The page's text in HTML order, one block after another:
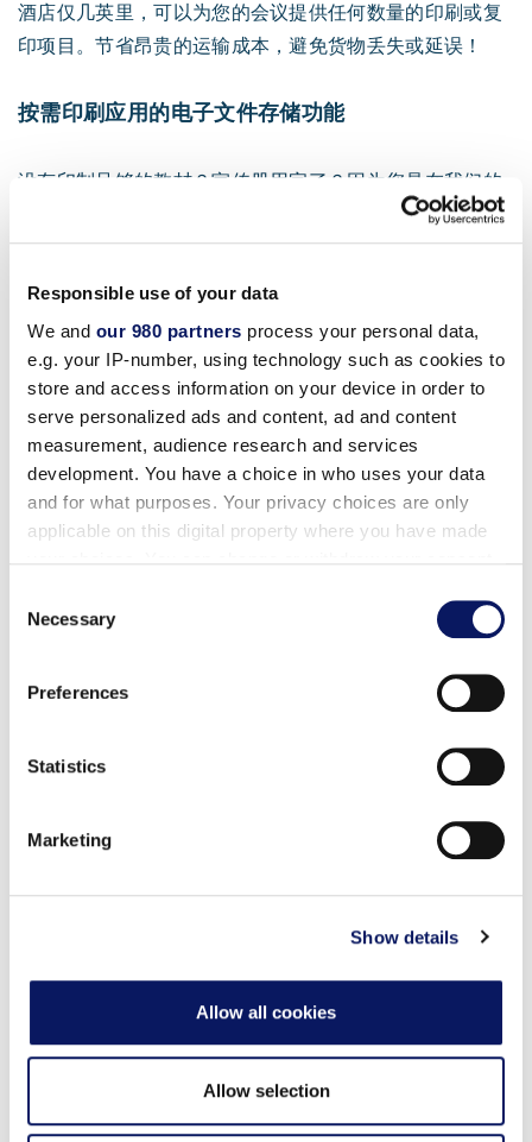
Responsible use of your data
We and our 980 partners process your personal data,
e.g. your IP-number, using technology such as cookies to
store and access information on your device in order to
serve personalized ads and content, ad and content
measurement, audience research and services
development. You have a choice in who uses your data
and for what purposes. Your privacy choices are only
applicable on this digital property where you have made
the Privacy trigger icon.
Find out more about how your personal data is processed
and set your preferences in the
We use cookies to personalise content and ads, to
provide social media features and to analyse our traffic.
our social media, advertising and analytics partners who
provided to them or that they’ve collected from your use
Selection
Necessary
Preferences
Statistics
Marketing
Show details
Allow all cookies
Allow selection
酒店仅几英里，可以为您的会议提供任何数量的印刷或复
印项目。节省昂贵的运输成本，避免货物丢失或延误！
按需印刷应用的电子文件存储功能
没有印制足够的教材？宣传册用完了？因为您是在我们的
商务中心打印的，我们将您的文件存储在我们的电子图书
馆中，所以重新打印更多的文件就像点击鼠标一样简单--
我们会将多余的文件直接送到您的房间。
宽幅标牌、横幅和表面图案
我们对酒店的了解以及品牌推广方面的专业知识将为您的
会议提供最大的曝光率。让我们的品牌专家向您展示虚拟
的模拟样品，让您了解您的会议可能是什么样子，我们的
咨询是免费的。
有需求，包括电脑、笔记本电脑、打印机、数码复印机/
多功能一体机、碎纸机等。无论你是要在自己的房间里建
立一间办公室还是安装一台打印机，我们都能为你提供帮
24 小时营业
都能为您提供 24 小时电脑和打印服务。我们的计算机工
作站配备了最流行的软件和字体。所有电脑均可刷卡使
用，并接受所有主要信用卡。
航运解决方案